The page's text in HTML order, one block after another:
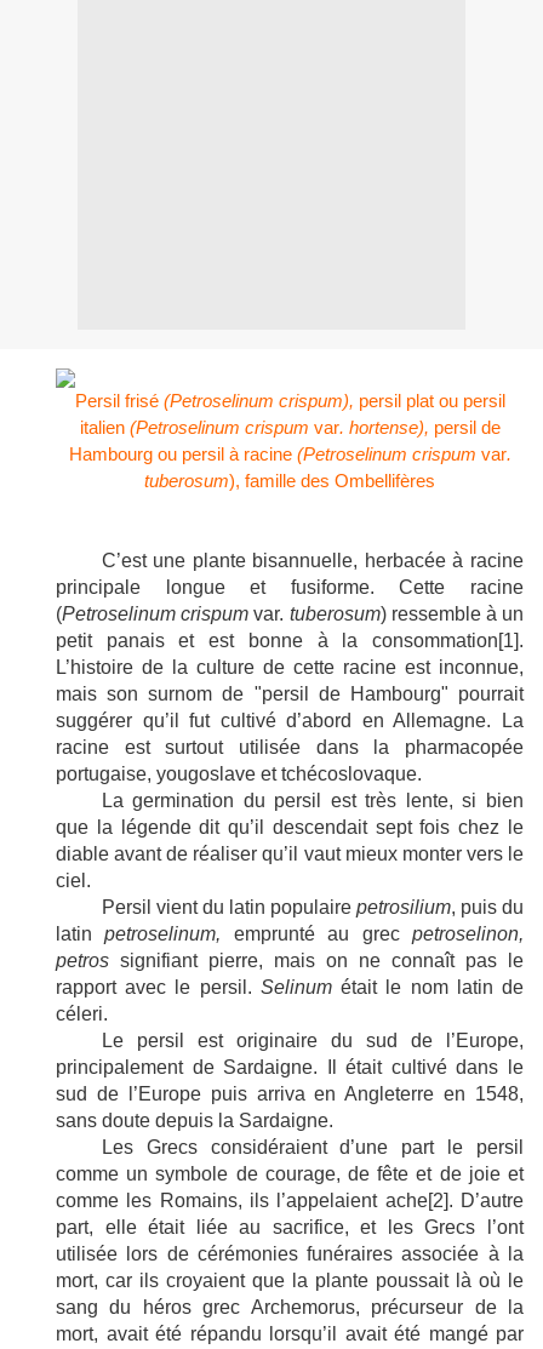
Persil frisé (Petroselinum crispum), persil plat ou persil
italien (Petroselinum crispum var. hortense), persil de
Hambourg ou persil à racine (Petroselinum crispum var.
tuberosum), famille des Ombellifères
C’est une plante bisannuelle, herbacée à racine
principale longue et fusiforme. Cette racine
(Petroselinum crispum var. tuberosum) ressemble à un
petit panais et est bonne à la consommation[1].
L’histoire de la culture de cette racine est inconnue,
mais son surnom de "persil de Hambourg" pourrait
suggérer qu’il fut cultivé d’abord en Allemagne. La
racine est surtout utilisée dans la pharmacopée
portugaise, yougoslave et tchécoslovaque.
La germination du persil est très lente, si bien
que la légende dit qu’il descendait sept fois chez le
diable avant de réaliser qu’il vaut mieux monter vers le
ciel.
Persil vient du latin populaire petrosilium, puis du
latinpetroselinum, emprunté au grecpetroselinon,
petros signifiantpierre, mais on ne connaît pas le
rapport avec le persil. Selinumétait le nom latin de
céleri.
Le persil est originaire du sud de l’Europe,
principalement de Sardaigne. Il était cultivé dans le
sud de l’Europe puis arriva en Angleterre en 1548,
sans doute depuis la Sardaigne.
Les Grecs considéraient d’une part le persil
comme un symbole de courage, de fête et de joie et
comme les Romains, ils l’appelaient ache[2]. D’autre
part, elle était liée au sacrifice, et les Grecs l’ont
utilisée lors de cérémonies funéraires associée à la
mort, car ils croyaient que la plante poussait là où le
sang du héros grec Archemorus, précurseur de la
mort, avait été répandu lorsqu’il avait été mangé par